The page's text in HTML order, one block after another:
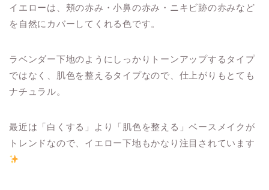
イエローは、頬の赤み・小鼻の赤み・ニキビ跡の赤みなど
を自然にカバーしてくれる色です。
ラベンダー下地のようにしっかりトーンアップするタイプ
ではなく、肌色を整えるタイプなので、仕上がりもとても
ナチュラル。
最近は「白くする」より「肌色を整える」ベースメイクが
トレンドなので、イエロー下地もかなり注目されています